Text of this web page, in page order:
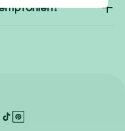
TikTokPinterest